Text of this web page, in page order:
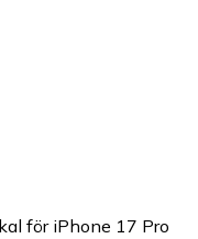
för iPhone 17 Pro